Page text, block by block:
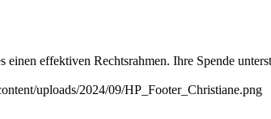
einen effektiven Rechtsrahmen. Ihre Spende